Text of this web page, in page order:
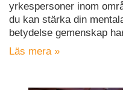
yrkespersoner inom
du kan stärka din
betydelse gemenskap
Läs mera »